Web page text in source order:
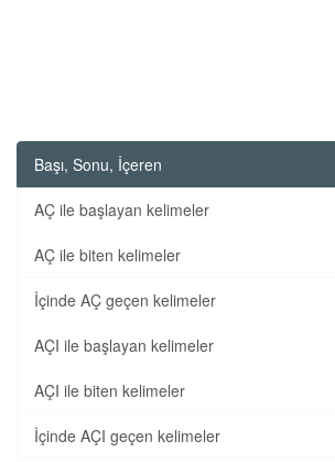
Başı, Sonu, İçeren
AÇ ile başlayan kelimeler
AÇ ile biten kelimeler
İçinde AÇ geçen kelimeler
AÇI ile başlayan kelimeler
AÇI ile biten kelimeler
İçinde AÇI geçen kelimeler